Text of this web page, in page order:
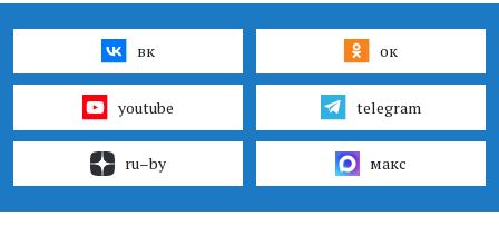
вк ок
youtube telegram
ru–by макс